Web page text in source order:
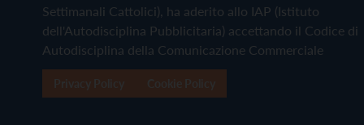
Settimanali Cattolici), ha aderito allo IAP (Istituto
dell'Autodisciplina Pubblicitaria) accettando il Codice di
Autodisciplina della Comunicazione Commerciale